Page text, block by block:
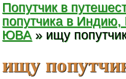
Попутчик в
попутчика в
ЮВА » ищу
ищу